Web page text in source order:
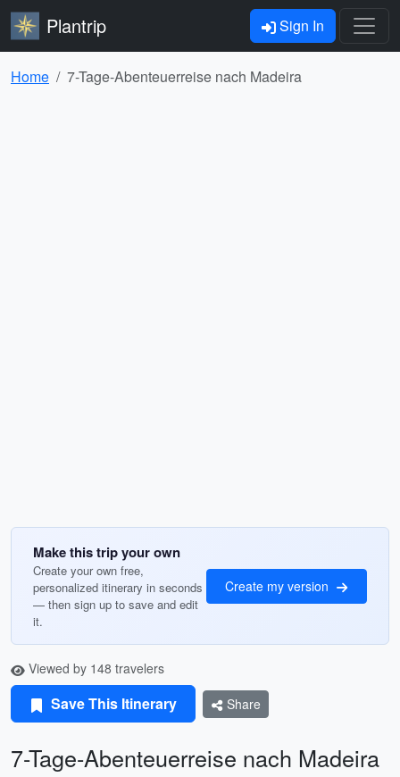
Plantrip Sign In
Home 7-Tage-Abenteuerreise nach Madeira
Make this trip your own
Create your own free,
personalized itinerary in seconds
— then sign up to save and edit
it.
Create my version
Viewed by 148 travelers
Save This Itinerary Share
7-Tage-Abenteuerreise nach Madeira